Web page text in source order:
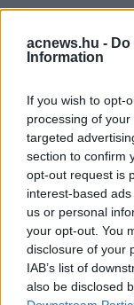
acnews.hu -
Information
If you wish to opt-
processing of
targeted
section to confirm
opt-out request is
interest-based
us or personal
your opt-out. You
disclosure of your
IAB’s list of
also be disclosed
egy évvel
ban 492,3
adózott